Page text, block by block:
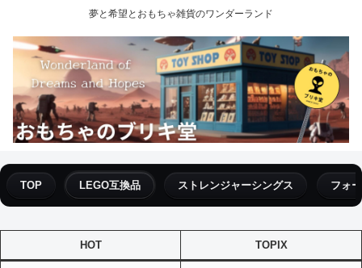
夢と希望とおもちゃ雑貨のワンダーランド
TOP LEGO互換品 ストレンジャーシングス フォ
HOT TOPIX